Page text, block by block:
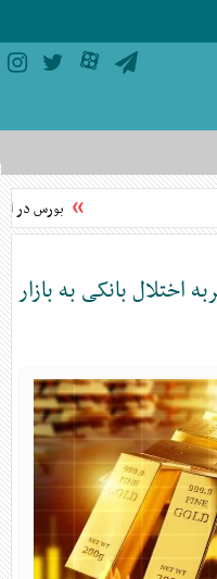
بورس در
بانکی به بازار